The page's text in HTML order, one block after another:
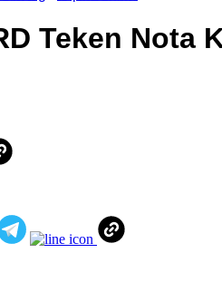
Teken Nota